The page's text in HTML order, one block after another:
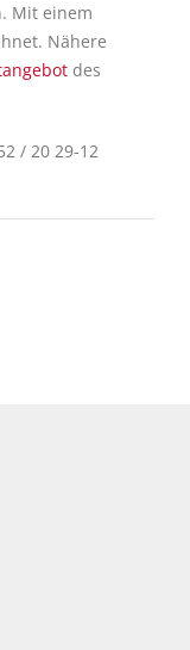
Mit einem
Nähere
des
/ 20 29-12